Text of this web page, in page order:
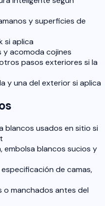
y superficies de
si aplica
y acomoda cojines
pasos exteriores si la
y una del exterior si aplica
blancos usados en sitio si
embolsa blancos sucios y
de camas,
manchados antes del